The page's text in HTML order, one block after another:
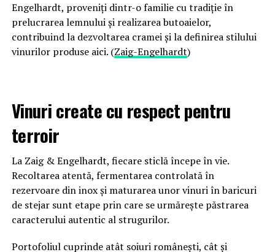
Engelhardt, proveniți dintr-o familie cu tradiție în
prelucrarea lemnului și realizarea butoaielor,
contribuind la dezvoltarea cramei și la definirea stilului
vinurilor produse aici. (Zaig-Engelhardt)
Vinuri create cu respect pentru
terroir
La Zaig & Engelhardt, fiecare sticlă începe în vie.
Recoltarea atentă, fermentarea controlată în
rezervoare din inox și maturarea unor vinuri în baricuri
de stejar sunt etape prin care se urmărește păstrarea
caracterului autentic al strugurilor.
Portofoliul cuprinde atât soiuri românești, cât și